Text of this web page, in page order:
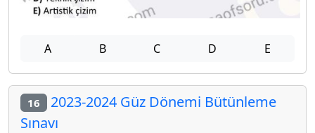
A B C D E
16 2023-2024 Güz Dönemi Bütünleme
Sınavı